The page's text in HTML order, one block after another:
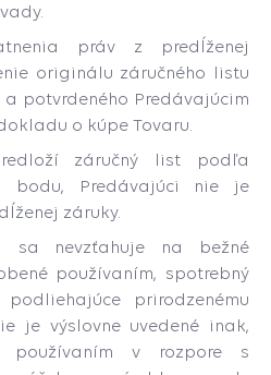
práv z predĺženej
originálu záručného listu
a potvrdeného Predávajúcim
o kúpe Tovaru.
záručný list podľa
bodu, Predávajúci nie je
záruky.
sa nevzťahuje na bežné
používaním, spotrebný
prirodzenému
je výslovne uvedené inak,
používaním v rozpore s